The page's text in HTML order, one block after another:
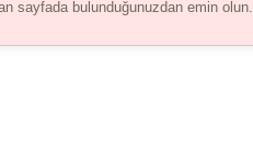
sayfada bulunduğunuzdan emin olun.